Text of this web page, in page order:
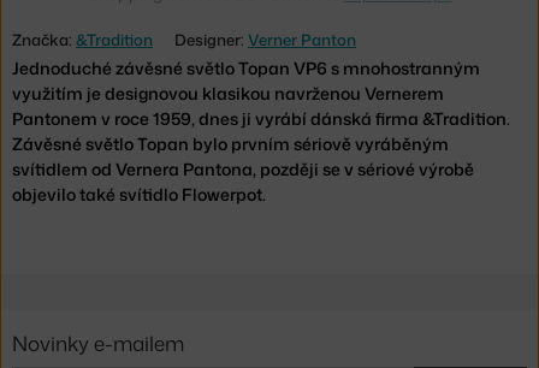
Značka: &Tradition Designer: Verner Panton
Jednoduché závěsné světlo Topan VP6 s mnohostranným
využitím je designovou klasikou navrženou Vernerem
Pantonem v roce 1959, dnes ji vyrábí dánská firma &Tradition.
Závěsné světlo Topan bylo prvním sériově vyráběným
svítidlem od Vernera Pantona, později se v sériové výrobě
objevilo také svítidlo Flowerpot.
Novinky e-mailem